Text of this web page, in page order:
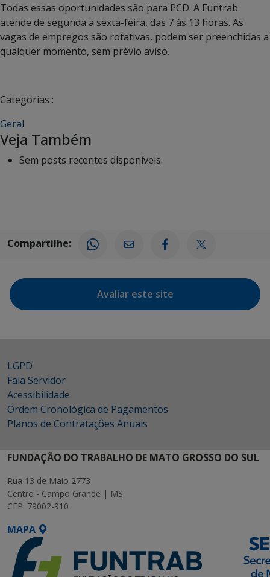
Todas essas oportunidades são para PCD. A Funtrab
atende de segunda a sexta-feira, das 7 às 13 horas. As
vagas de empregos são rotativas, podem ser preenchidas a
qualquer momento, sem prévio aviso.
Categorias :
Geral
Veja Também
Sem posts recentes disponíveis.
Compartilhe:
Avaliar este site
LGPD
Fala Servidor
Acessibilidade
Ordem Cronológica de Pagamentos
Planos de Contratações Anuais
FUNDAÇÃO DO TRABALHO DE MATO GROSSO DO SUL
Rua 13 de Maio 2773
Centro - Campo Grande | MS
CEP: 79002-910
MAPA